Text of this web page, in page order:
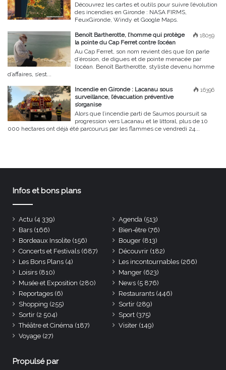
Découvrez les cartes et outils pour suivre l’évolution
des incendies en Gironde : NASA FIRMS,
FeuxGironde, Windy et Google Maps.
18059
Benoît Bartherotte, l’homme qui protège
la pointe du Cap Ferret contre l’océan
Au Cap Ferret, son nom revient dès que l’on parle
d’érosion, de digues et de pointe menacée par
l’océan. Benoît Bartherotte, styliste devenu homme
d’affaires, s’est...
16396
Incendie en Gironde : Lacanau sous
surveillance, l’évacuation préventive
s’organise
Alors que l’incendie parti de Saumos poursuit sa
progression vers Lacanau et le littoral, plus de 10
000 hectares ont déjà été parcourus par les flammes ce vendredi 24...
Infos et bons plans
Actu (4 339) Agenda (513)
Bars (166) Bien-être (76)
Bordeaux Insolite (156) Bouger (813)
Concerts et Festivals (687) Découvrir (182)
Les Bons Plans (4) Les incontournables (266)
Loisirs (810) Manger (623)
Musée et Exposition (280) News (5 876)
Reportages (6) Restaurants (446)
Shopping (255) Sortir (289)
Sortir (2 504) Sport (375)
Théâtre et Cinéma (187) Visiter (149)
Voyage (27)
Propulsé par